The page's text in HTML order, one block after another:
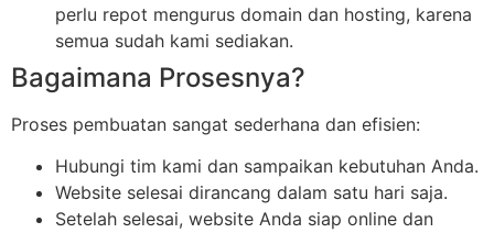
perlu repot mengurus domain dan hosting, karena
semua sudah kami sediakan.
Bagaimana Prosesnya?
Proses pembuatan sangat sederhana dan efisien:
Hubungi tim kami dan sampaikan kebutuhan Anda.
Website selesai dirancang dalam satu hari saja.
Setelah selesai, website Anda siap online dan